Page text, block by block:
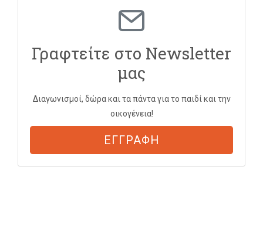
Γραφτείτε στο Newsletter
μας
Διαγωνισμοί, δώρα και τα πάντα για το παιδί και την
οικογένεια!
ΕΓΓΡΑΦΗ